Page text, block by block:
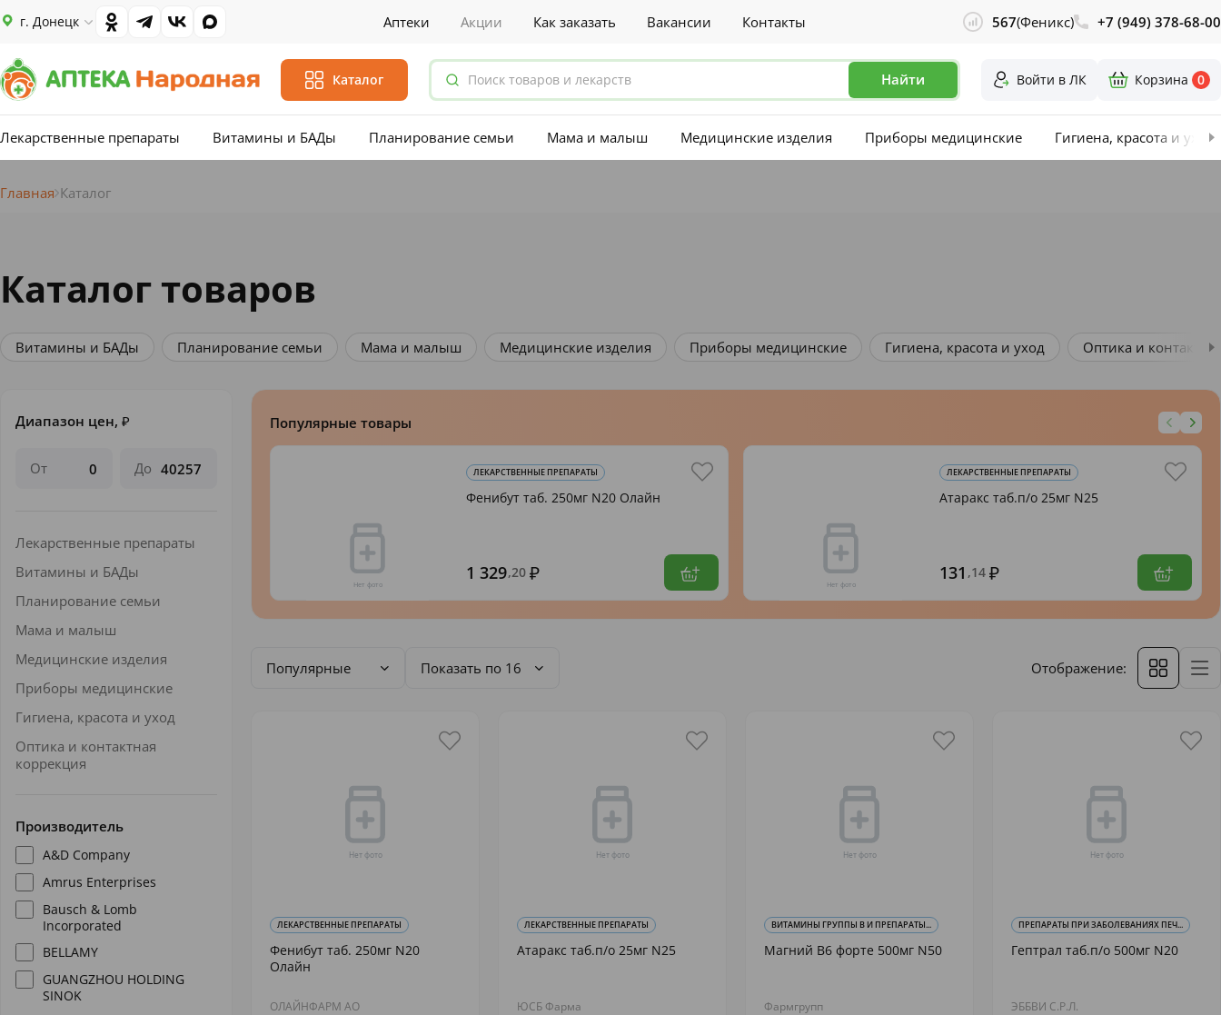
г. Донецк Аптеки Акции Как заказать Вакансии Контакты 567(Феникс) +7 (949) 378-68-00
Каталог Найти Войти в ЛК Корзина 0
Лекарственные препараты Витамины и БАДы Планирование семьи Мама и малыш Медицинские изделия Приборы медицинские Гигиена, красота и уход
Главная Каталог
Каталог товаров
Витамины и БАДы Планирование семьи Мама и малыш Медицинские изделия Приборы медицинские Гигиена, красота и уход Оптика и
Диапазон цен, ₽
От До
Лекарственные препараты
Витамины и БАДы
Планирование семьи
Мама и малыш
Медицинские изделия
Приборы медицинские
Гигиена, красота и уход
Оптика и контактная
коррекция
Производитель
A&D Company
Amrus Enterprises
Bausch & Lomb
Incorporated
BELLAMY
GUANGZHOU HOLDING
SINOK
Популярные товары
ЛЕКАРСТВЕННЫЕ ПРЕПАРАТЫ
Фенибут таб. 250мг N20 Олайн
1 329,20
ЛЕКАРСТВЕННЫЕ ПРЕПАРАТЫ
Атаракс таб.п/о 25мг N25
131 ,14
Популярные Показать по 16 Отображение:
ЛЕКАРСТВЕННЫЕ ПРЕПАРАТЫ
Фенибут таб. 250мг N20
Олайн
ОЛАЙНФАРМ АО
ЛЕКАРСТВЕННЫЕ ПРЕПАРАТЫ
Атаракс таб.п/о 25мг N25
ЮСБ Фарма
ВИТАМИНЫ ГРУППЫ В И ПРЕПАРАТЫ...
Магний В6 форте 500мг N50
Фармгрупп
ПРЕПАРАТЫ ПРИ ЗАБОЛЕВАНИЯХ ПЕЧ...
Гептрал таб.п/о 500мг N20
ЭББВИ С.Р.Л.